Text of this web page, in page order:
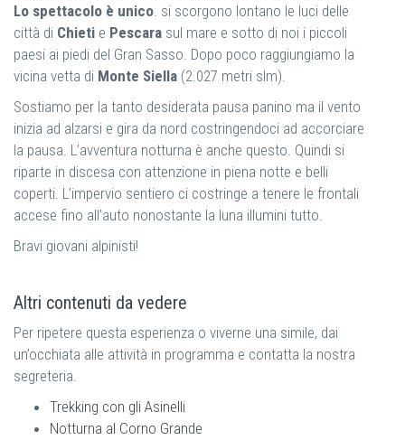
Lo spettacolo è unico. si scorgono lontano le luci delle
città di Chieti e Pescara sul mare e sotto di noi i piccoli
paesi ai piedi del Gran Sasso. Dopo poco raggiungiamo la
vicina vetta di Monte Siella (2.027 metri slm).
Sostiamo per la tanto desiderata pausa panino ma il vento
inizia ad alzarsi e gira da nord costringendoci ad accorciare
la pausa. L’avventura notturna è anche questo. Quindi si
riparte in discesa con attenzione in piena notte e belli
coperti. L’impervio sentiero ci costringe a tenere le frontali
accese fino all’auto nonostante la luna illumini tutto.
Bravi giovani alpinisti!
Altri contenuti da vedere
Per ripetere questa esperienza o viverne una simile, dai
un’occhiata alle attività in programma e contatta la nostra
segreteria.
Trekking con gli Asinelli
Notturna al Corno Grande